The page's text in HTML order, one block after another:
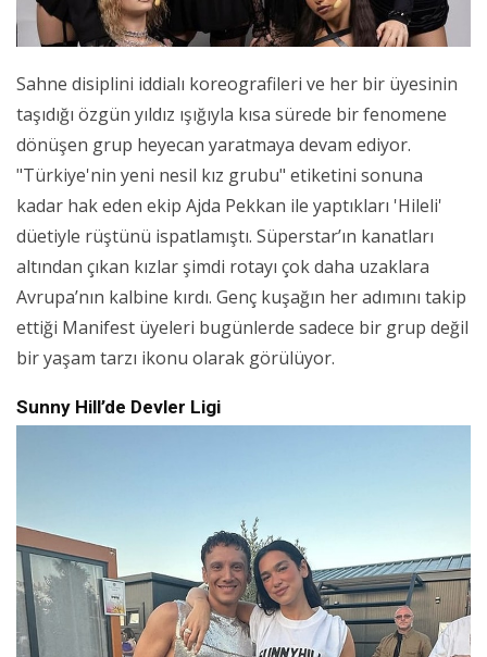
Sahne disiplini iddialı koreografileri ve her bir üyesinin
taşıdığı özgün yıldız ışığıyla kısa sürede bir fenomene
dönüşen grup heyecan yaratmaya devam ediyor.
"Türkiye'nin yeni nesil kız grubu" etiketini sonuna
kadar hak eden ekip Ajda Pekkan ile yaptıkları 'Hileli'
düetiyle rüştünü ispatlamıştı. Süperstar’ın kanatları
altından çıkan kızlar şimdi rotayı çok daha uzaklara
Avrupa’nın kalbine kırdı. Genç kuşağın her adımını takip
ettiği Manifest üyeleri bugünlerde sadece bir grup değil
bir yaşam tarzı ikonu olarak görülüyor.
Sunny Hill’de Devler Ligi